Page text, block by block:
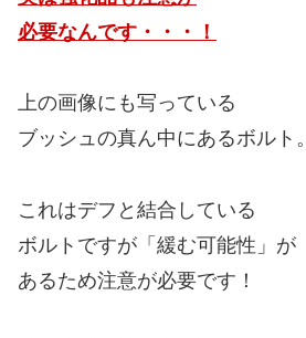
必要なんです・・・！
上の画像にも写っている
ブッシュの真ん中にあるボルト。
これはデフと結合している
ボルトですが「緩む可能性」が
あるため注意が必要です！